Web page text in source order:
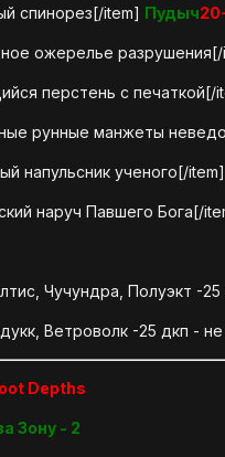
спинорез[/item] Пудыч
ожерелье разрушения[/
перстень с печаткой[/
рунные манжеты
напульсник ученого[/item]
наруч Павшего Бога[/
Чучундра, Полуэкт -
Ветроволк -25 дкп -
Depths
Зону - 2